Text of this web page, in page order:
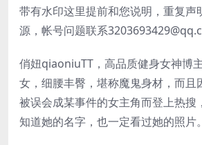
带有水印这里提前和您说明，重复声
源，帐号问题联系
俏妞qiaoniuTT，高品质健身女神博
女，细腰丰臀，堪称魔鬼身材，而且
被误会成某事件的女主角而登上热搜
知道她的名字，也一定看过她的照片。